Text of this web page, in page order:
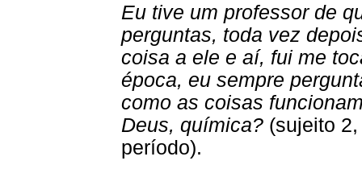
Eu tive um professor de
perguntas, toda vez
coisa a ele e aí, fui me
época, eu sempre
como as coisas
Deus, química? (sujeito
período).